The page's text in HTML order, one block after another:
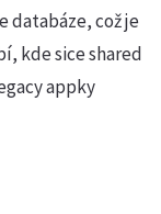
databáze, což je
kde sice shared
appky